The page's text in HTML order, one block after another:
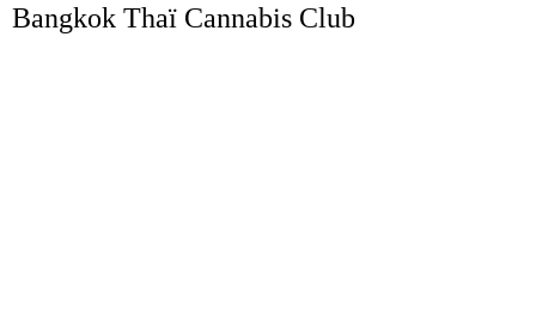
Bangkok Thaï Cannabis Club